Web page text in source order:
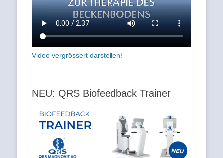
Video vergrössert darstellen!
NEU: QRS Biofeedback Trainer